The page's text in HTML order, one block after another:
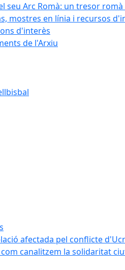
seu Arc Romà: un tresor
mostres en línia i recursos
d'interès
de l'Arxiu
afectada pel conflicte
com canalitzem la solidaritat